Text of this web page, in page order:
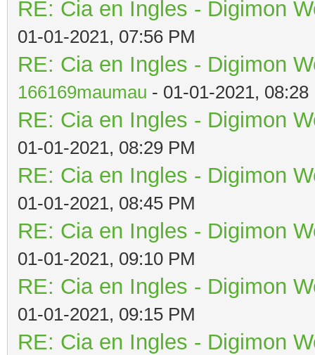
RE: Cia en Ingles - Digimon
01-01-2021, 07:56 PM
RE: Cia en Ingles - Digimon
166169maumau - 01-01-2021, 08:28
RE: Cia en Ingles - Digimon
01-01-2021, 08:29 PM
RE: Cia en Ingles - Digimon
01-01-2021, 08:45 PM
RE: Cia en Ingles - Digimon
01-01-2021, 09:10 PM
RE: Cia en Ingles - Digimon
01-01-2021, 09:15 PM
RE: Cia en Ingles - Digimon